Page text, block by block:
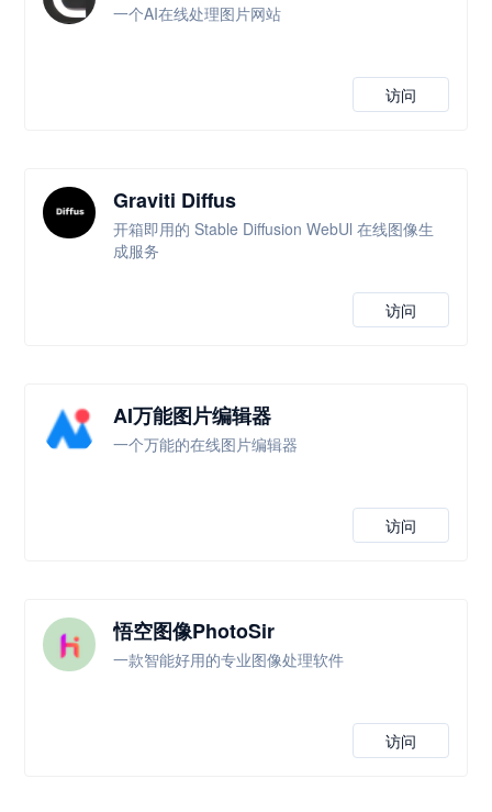
一个AI在线处理图片网站
访问
Graviti Diffus
开箱即用的 Stable Diffusion WebUl 在线图像生
成服务
访问
AI万能图片编辑器
一个万能的在线图片编辑器
访问
悟空图像PhotoSir
一款智能好用的专业图像处理软件
访问